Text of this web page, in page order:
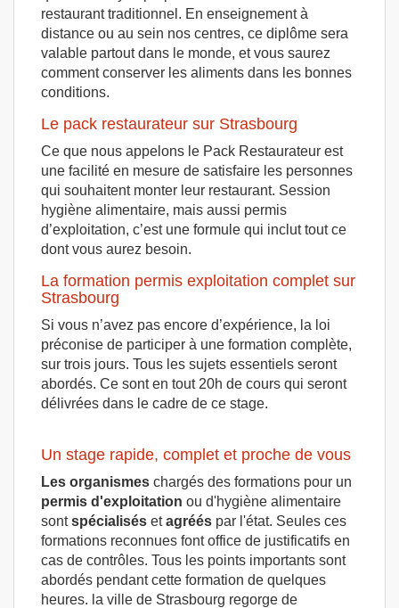
restaurant traditionnel. En enseignement à
distance ou au sein nos centres, ce diplôme sera
valable partout dans le monde, et vous saurez
comment conserver les aliments dans les bonnes
conditions.
Le pack restaurateur sur Strasbourg
Ce que nous appelons le Pack Restaurateur est
une facilité en mesure de satisfaire les personnes
qui souhaitent monter leur restaurant. Session
hygiène alimentaire, mais aussi permis
d’exploitation, c’est une formule qui inclut tout ce
dont vous aurez besoin.
La formation permis exploitation complet sur
Strasbourg
Si vous n’avez pas encore d’expérience, la loi
préconise de participer à une formation complète,
sur trois jours. Tous les sujets essentiels seront
abordés. Ce sont en tout 20h de cours qui seront
délivrées dans le cadre de ce stage.
Un stage rapide, complet et proche de vous
Les organismes chargés des formations pour un
permis d'exploitation ou d'hygiène alimentaire
sontspécialisés etagréés par l'état. Seules ces
formations reconnues font office de justificatifs en
cas de contrôles. Tous les points importants sont
abordés pendant cette formation de quelques
heures. la ville de Strasbourg regorge de